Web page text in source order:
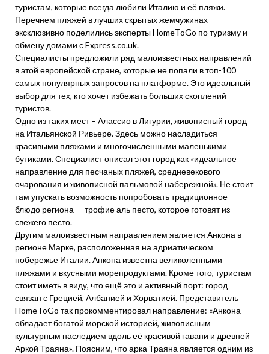
туристам, которые всегда любили Италию и её пляжи.
Перечнем пляжей в лучших скрытых жемчужинах
эксклюзивно поделились эксперты HomeToGo по туризму и
обмену домами с Express.co.uk.
Специалисты предложили ряд малоизвестных направлений
в этой европейской стране, которые не попали в топ-100
самых популярных запросов на платформе. Это идеальный
выбор для тех, кто хочет избежать больших скоплений
туристов.
Одно из таких мест – Алассио в Лигурии, живописный город
на Итальянской Ривьере. Здесь можно насладиться
красивыми пляжами и многочисленными маленькими
бутиками. Специалист описал этот город как «идеальное
направление для песчаных пляжей, средневекового
очарования и живописной пальмовой набережной». Не стоит
там упускать возможность попробовать традиционное
блюдо региона — трофие аль песто, которое готовят из
свежего песто.
Другим малоизвестным направлением является Анкона в
регионе Марке, расположенная на адриатическом
побережье Италии. Анкона известна великолепными
пляжами и вкусными морепродуктами. Кроме того, туристам
стоит иметь в виду, что ещё это и активный порт: город
связан с Грецией, Албанией и Хорватией. Представитель
HomeToGo так прокомментировал направление: «Анкона
обладает богатой морской историей, живописным
культурным наследием вдоль её красивой гавани и древней
Аркой Траяна». Поясним, что арка Траяна является одним из